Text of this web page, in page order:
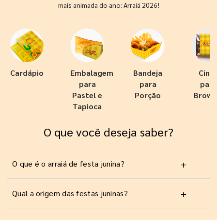
mais animada do ano: Arraiá 2026!
Cardápio
Embalagem
para
Pastel e
Tapioca
Bandeja
para
Porção
para
O que você deseja saber?
O que é o arraiá de festa junina? +
Qual a origem das festas juninas? +